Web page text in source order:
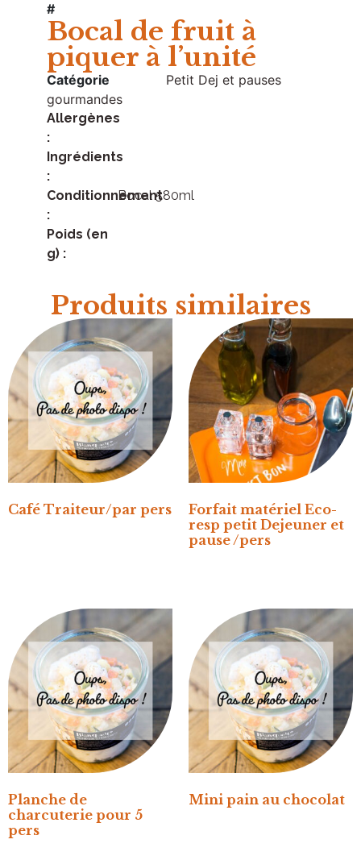
#
Bocal de fruit à
piquer à l’unité
Catégorie
Petit Dej et pauses
gourmandes
Allergènes
:
Ingrédients
:
Conditionnement
:
Bocal 580ml
Poids (en
g) :
Produits similaires
Café Traiteur/par pers
Forfait matériel Eco-
resp petit Dejeuner et
pause /pers
Planche de
charcuterie pour 5
pers
Mini pain au chocolat